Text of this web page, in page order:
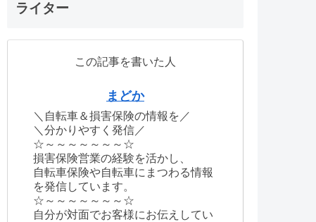
ライター
この記事を書いた人
まどか
＼自転車＆損害保険の情報を／
＼分かりやすく発信／
☆～～～～～～～☆
損害保険営業の経験を活かし、
自転車保険や自転車にまつわる情報
を発信しています。
☆～～～～～～～☆
自分が対面でお客様にお伝えしてい